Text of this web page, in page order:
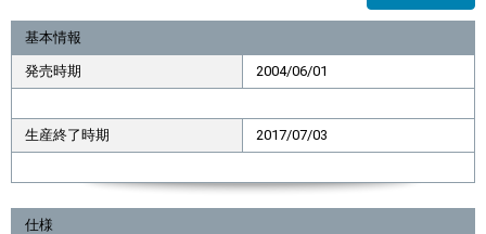
基本情報
発売時期 2004/06/01
生産終了時期 2017/07/03
仕様